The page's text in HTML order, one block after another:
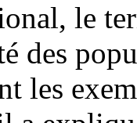
le
des
les